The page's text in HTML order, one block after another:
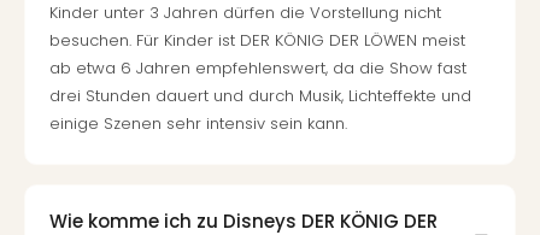
Kinder unter 3 Jahren dürfen die Vorstellung nicht
besuchen. Für Kinder ist DER KÖNIG DER LÖWEN meist
ab etwa 6 Jahren empfehlenswert, da die Show fast
drei Stunden dauert und durch Musik, Lichteffekte und
einige Szenen sehr intensiv sein kann.
Wie komme ich zu Disneys DER KÖNIG DER